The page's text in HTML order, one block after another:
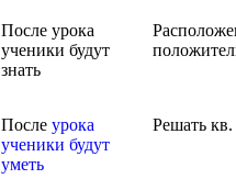
После урока
ученики будут
знать
После урока
ученики будут
уметь
Решать